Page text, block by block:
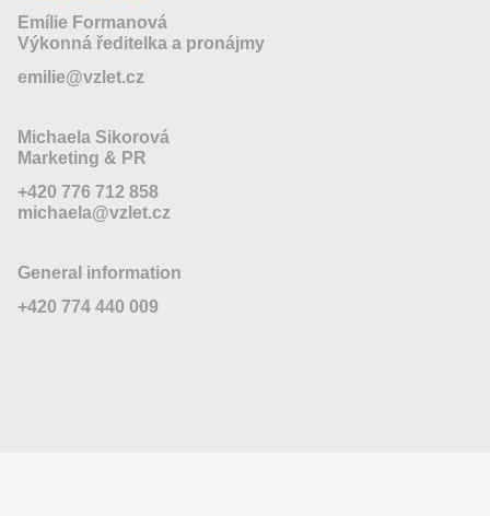
Emílie Formanová
Výkonná ředitelka a pronájmy
emilie@vzlet.cz
Michaela Sikorová
Marketing & PR
+420 776 712 858
michaela@vzlet.cz
General information
+420 774 440 009